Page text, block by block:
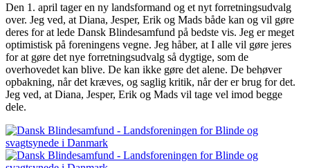
Den 1. april tager en ny landsformand og et nyt forretningsudvalg
over. Jeg ved, at Diana, Jesper, Erik og Mads både kan og vil gøre
deres for at lede Dansk Blindesamfund på bedste vis. Jeg er meget
optimistisk på foreningens vegne. Jeg håber, at I alle vil gøre jeres
for at gøre det nye forretningsudvalg så dygtige, som de
overhovedet kan blive. De kan ikke gøre det alene. De behøver
opbakning, når det kræves, og saglig kritik, når der er brug for det.
Jeg ved, at Diana, Jesper, Erik og Mads vil tage vel imod begge
dele.